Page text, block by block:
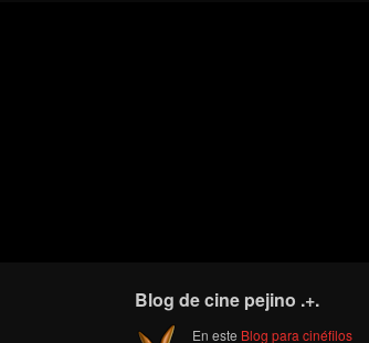
Blog de cine pejino .+.
En este Blog para cinéfilos